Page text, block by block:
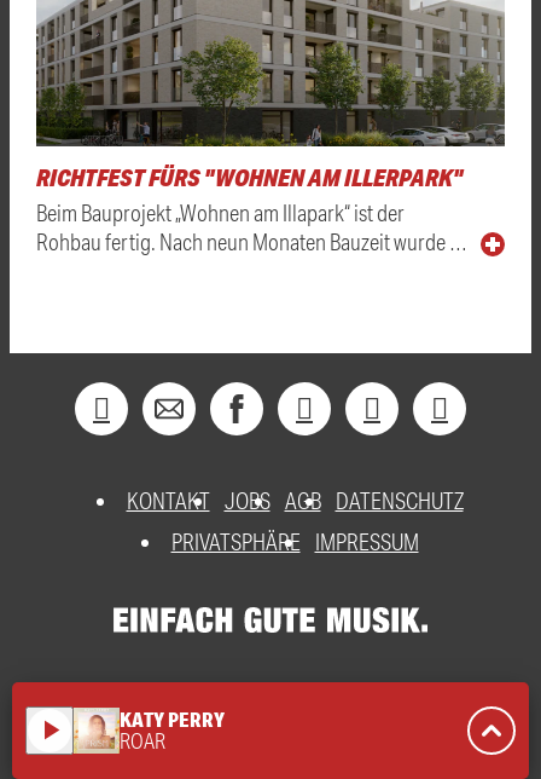
RICHTFEST FÜRS "WOHNEN AM ILLERPARK"
Beim Bauprojekt „Wohnen am Illapark“ ist der
Rohbau fertig. Nach neun Monaten Bauzeit wurde …
KONTAKT JOBS AGB DATENSCHUTZ
PRIVATSPHÄRE
IMPRESSUM
play_arrow KATY PERRY
ROAR